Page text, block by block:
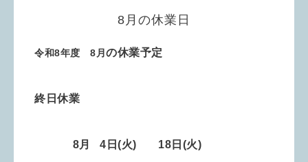
8月の休業日
令和8年度 8月 の休業予定
終日休業
8月 4 日 (火) 18 日(火)